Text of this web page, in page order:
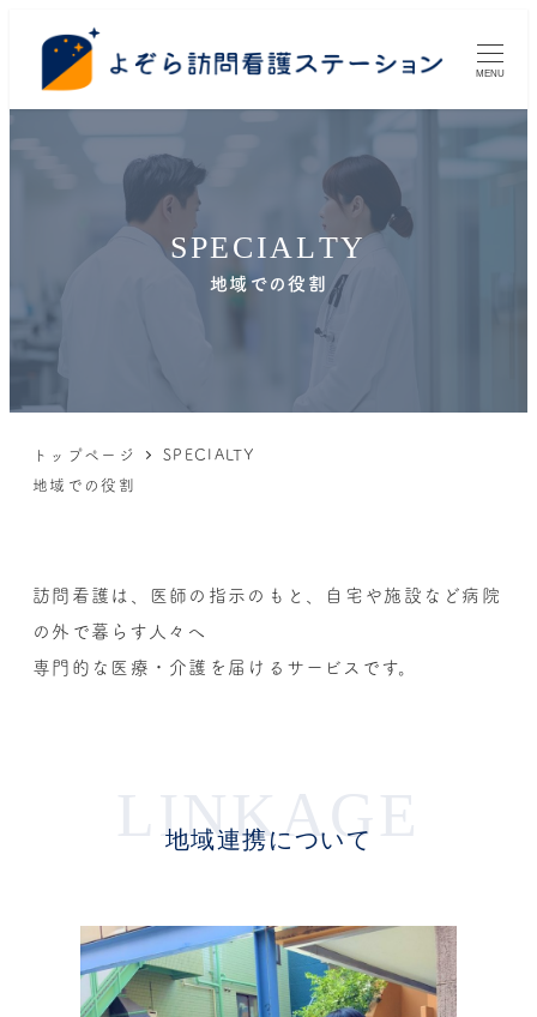
MENU
SPECIALTY
地域での役割
トップページ
SPECIALTY
地域での役割
訪問看護は、医師の指示のもと、自宅や施設など病院
の外で暮らす人々へ
専門的な医療・介護を届けるサービスです。
LINKAGE
地域連携について